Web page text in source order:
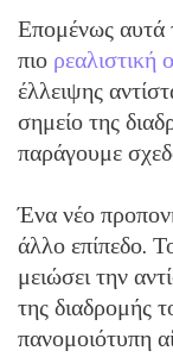
Επομένως αυτά
πιο ρεαλιστική
έλλειψης
σημείο της
παράγουμε
Ένα νέο
άλλο επίπεδο.
μειώσει την
της διαδρομής
πανομοιότυπη